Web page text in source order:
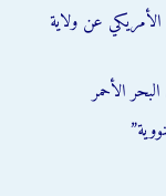
عن ولاية
الأحمر